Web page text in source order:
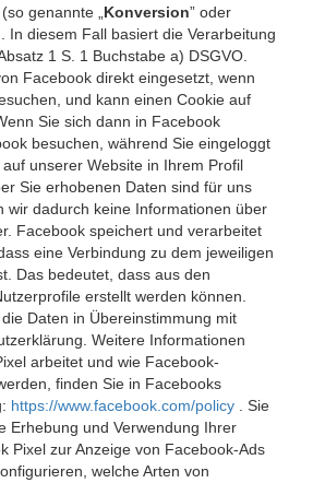
genannte „ Konversion” oder
In diesem Fall basiert die Verarbeitung
1 S. 1 Buchstabe a) DSGVO.
Facebook direkt eingesetzt, wenn
und kann einen Cookie auf
Sie sich dann in Facebook
besuchen, während Sie eingeloggt
unserer Website in Ihrem Profil
Sie erhobenen Daten sind für uns
wir dadurch keine Informationen über
Facebook speichert und verarbeitet
eine Verbindung zu dem jeweiligen
Das bedeutet, dass aus den
erstellt werden können.
Daten in Übereinstimmung mit
Weitere Informationen
arbeitet und wie Facebook-
finden Sie in Facebooks
https://www.facebook.com/policy
. Sie
Erhebung und Verwendung Ihrer
Pixel zur Anzeige von Facebook-Ads
welche Arten von